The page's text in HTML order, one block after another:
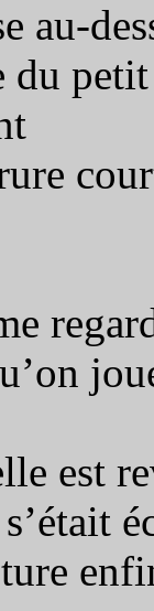
au-
du
est